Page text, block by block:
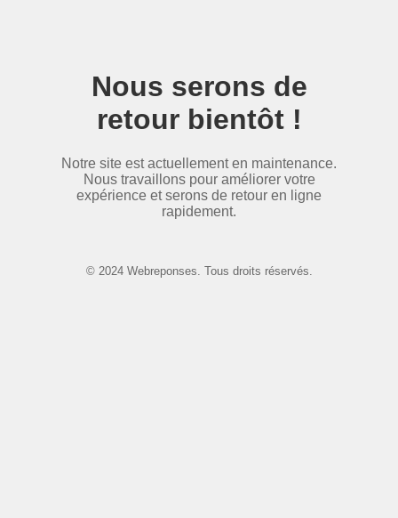
Nous serons de
retour bientôt !
Notre site est actuellement en maintenance.
Nous travaillons pour améliorer votre
expérience et serons de retour en ligne
rapidement.
© 2024 Webreponses. Tous droits réservés.